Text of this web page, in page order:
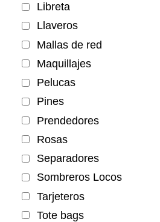
Libreta
Llaveros
Mallas de red
Maquillajes
Pelucas
Pines
Prendedores
Rosas
Separadores
Sombreros Locos
Tarjeteros
Tote bags